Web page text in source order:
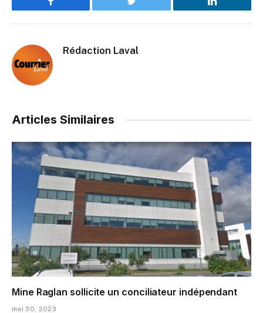
Facebook Twitter LinkedIn
Rédaction Laval
Articles Similaires
Mine Raglan sollicite un conciliateur indépendant
mai 30, 2023